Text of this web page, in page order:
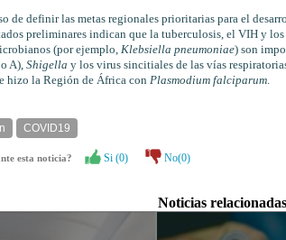
de definir las metas regionales prioritarias para el
preliminares indican que la tuberculosis, el VIH y
(por ejemplo, Klebsiella pneumoniae) son
A), Shigella y los virus sincitiales de las vías
hizo la Región de África con Plasmodium falciparum.
COVID19
esta noticia? Si (0) No(0)
Noticias relacionadas